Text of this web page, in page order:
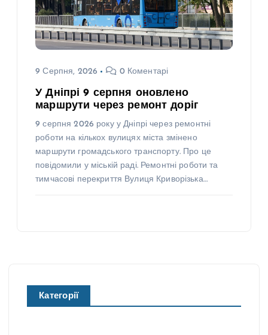
9 Серпня, 2026 0 Коментарі
У Дніпрі 9 серпня оновлено
маршрути через ремонт доріг
9 серпня 2026 року у Дніпрі через ремонтні
роботи на кількох вулицях міста змінено
маршрути громадського транспорту. Про це
повідомили у міській раді. Ремонтні роботи та
тимчасові перекриття Вулиця Криворізька…
Категорії